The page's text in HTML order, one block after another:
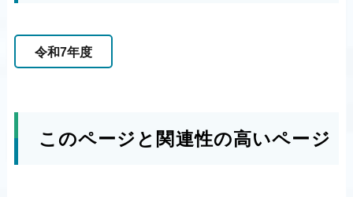
令和7年度
このページと関連性の高いページ